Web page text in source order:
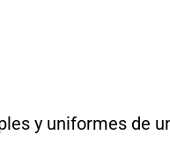
y uniformes de